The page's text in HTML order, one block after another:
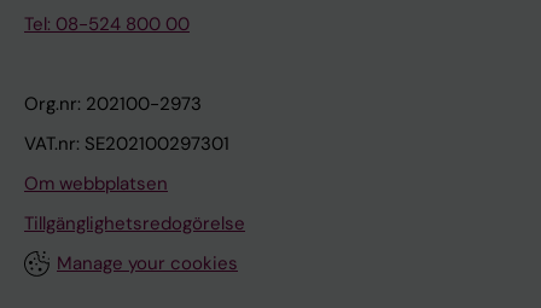
Tel: 08-524 800 00
Org.nr: 202100-2973
VAT.nr: SE202100297301
Om webbplatsen
Tillgänglighetsredogörelse
Manage your cookies